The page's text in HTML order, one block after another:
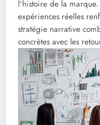
l'histoire de la
expériences réelles
stratégie narrative
concrètes avec les